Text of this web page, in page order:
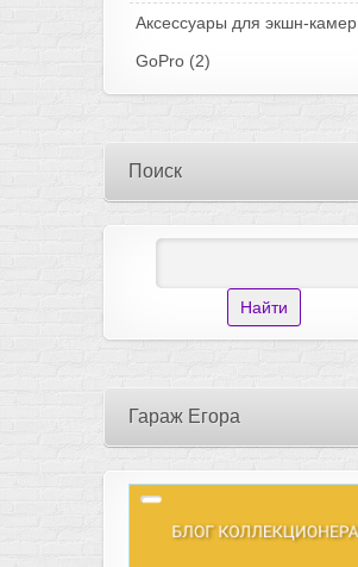
Аксессуары для экшн-камер
GoPro (2)
Поиск
Гараж Егора